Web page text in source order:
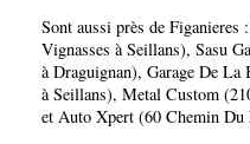
Sont aussi près de Figanieres :
Vignasses à Seillans), Sasu
à Draguignan), Garage De La
à Seillans), Metal Custom
et Auto Xpert (60 Chemin Du